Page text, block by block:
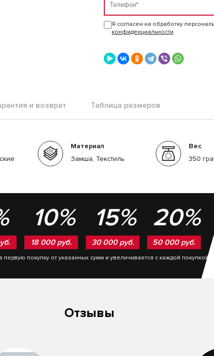
Я согласен на обработку
конфиденциальности
и возврат Таблица размеров
Материал
Замша, Текстиль
Вес
350
10%
18 000 руб.
15%
30 000 руб.
20%
50 000 руб.
первую покупку от указанных сумм и увеличивается с каждой покупкой
Отзывы